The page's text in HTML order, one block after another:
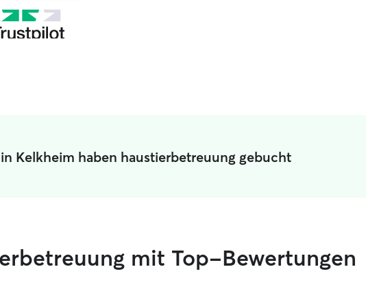
Kelkheim haben haustierbetreuung gebucht
mit Top-Bewertungen